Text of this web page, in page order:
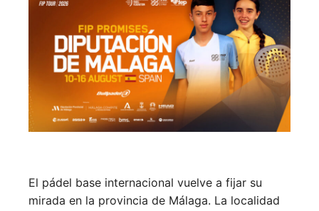
El pádel base internacional vuelve a fijar su
mirada en la provincia de Málaga. La localidad